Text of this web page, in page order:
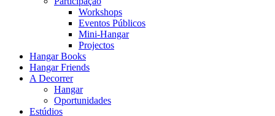
Workshops
Eventos Públicos
Mini-Hangar
Projectos
Hangar Books
Hangar Friends
A Decorrer
Hangar
Oportunidades
Estúdios